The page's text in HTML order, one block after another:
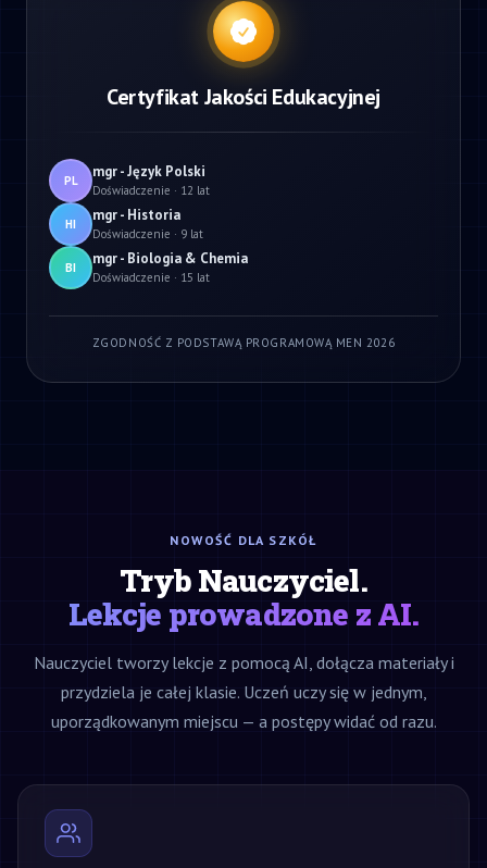
Certyfikat Jakości Edukacyjnej
PL mgr - Język Polski
Doświadczenie · 12 lat
HI mgr - Historia
Doświadczenie · 9 lat
BI mgr - Biologia & Chemia
Doświadczenie · 15 lat
ZGODNOŚĆ Z PODSTAWĄ PROGRAMOWĄ MEN 2026
NOWOŚĆ DLA SZKÓŁ
Tryb Nauczyciel.
Lekcje prowadzone z AI.
Nauczyciel tworzy lekcje z pomocą AI, dołącza materiały i
przydziela je całej klasie. Uczeń uczy się w jednym,
uporządkowanym miejscu — a postępy widać od razu.